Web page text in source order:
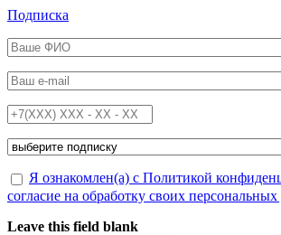
Перейти к основному содержанию
Подписка
ФИО*
Email*
Телефон*
Подписка на*
Обработка персональных данных*
Я ознакомлен(а) с Политикой
согласие на обработку своих
Leave this field blank